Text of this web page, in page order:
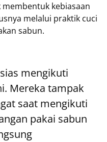
kebiasaan
melalui praktik cuci
sabun.
mengikuti
Mereka tampak
saat mengikuti
pakai sabun